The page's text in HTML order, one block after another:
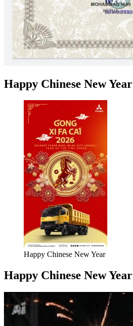
Happy Chinese New Year
Happy Chinese New Year
Happy Chinese New Year